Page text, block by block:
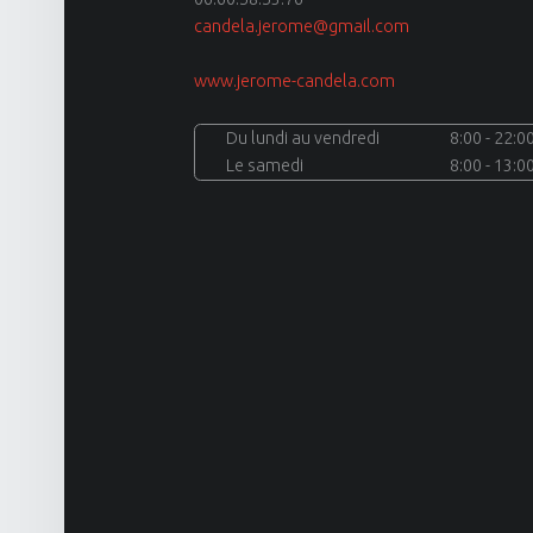
navigation
candela.jerome@gmail.com
www.jerome-candela.com
Du lundi au vendredi
8:00 - 22:00
Le samedi
8:00 - 13:00